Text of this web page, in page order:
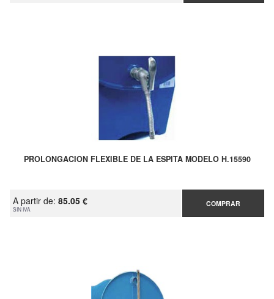
PROLONGACION FLEXIBLE DE LA ESPITA MODELO H.15590
A partir de: 85.05 €
SIN IVA
COMPRAR